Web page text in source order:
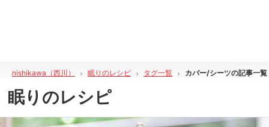
nishikawa（西川） 眠りのレシピ タグ一覧 カバー/シーツの記事一覧
眠りのレシピ